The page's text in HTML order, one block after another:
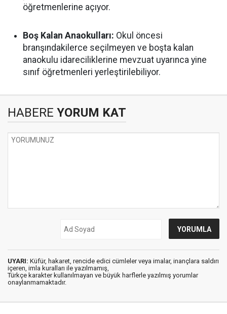
öğretmenlerine açıyor.
Boş Kalan Anaokulları: Okul öncesi
branşındakilerce seçilmeyen ve boşta kalan
anaokulu idareciliklerine mevzuat uyarınca yine
sınıf öğretmenleri yerleştirilebiliyor.
HABERE YORUM KAT
UYARI: Küfür, hakaret, rencide edici cümleler veya imalar, inançlara saldırı
içeren, imla kuralları ile yazılmamış,
Türkçe karakter kullanılmayan ve büyük harflerle yazılmış yorumlar
onaylanmamaktadır.